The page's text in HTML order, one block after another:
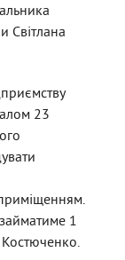
Світлана
23
1